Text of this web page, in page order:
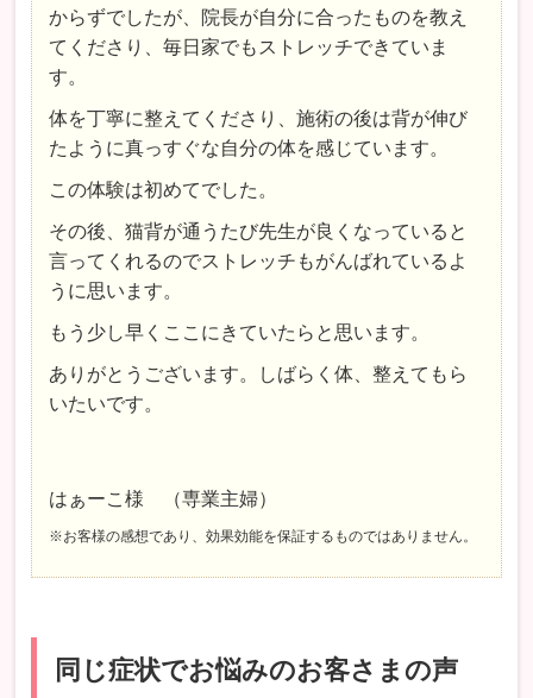
からずでしたが、院長が自分に合ったものを教え
てくださり、毎日家でもストレッチできていま
す。
体を丁寧に整えてくださり、施術の後は背が伸び
たように真っすぐな自分の体を感じています。
この体験は初めてでした。
その後、猫背が通うたび先生が良くなっていると
言ってくれるのでストレッチもがんばれているよ
うに思います。
もう少し早くここにきていたらと思います。
ありがとうございます。しばらく体、整えてもら
いたいです。
はぁーこ様 （専業主婦）
※お客様の感想であり、効果効能を保証するものではありません。
同じ症状でお悩みのお客さまの声